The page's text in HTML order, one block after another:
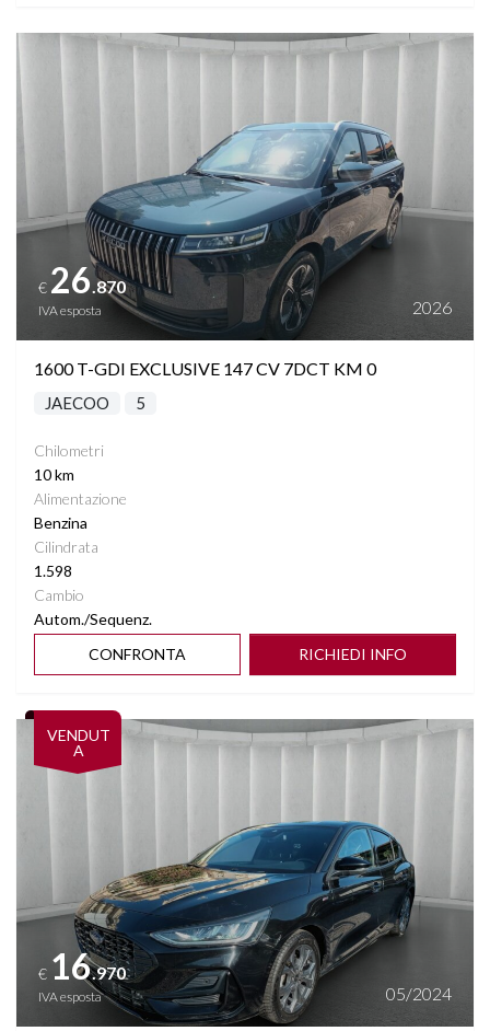
Vedi dettagli
€ 26.870
IVA esposta 2026
1600 T-GDI EXCLUSIVE 147 CV 7DCT KM 0
JAECOO 5
Chilometri
10 km
Alimentazione
Benzina
Cilindrata
1.598
Cambio
Autom./Sequenz.
CONFRONTA
RICHIEDI INFO
VENDUT
A
Vedi dettagli
€ 16.970
IVA esposta 05/2024